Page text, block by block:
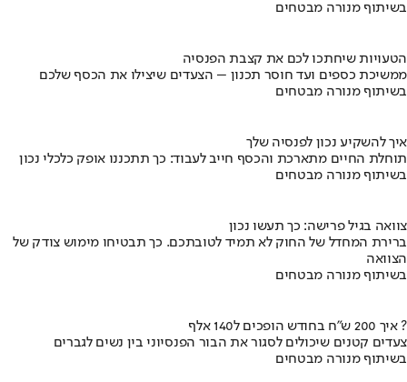
בשיתוף מנורה מבטחים
הטעויות שיחתכו לכם את קצבת הפנסיה
ממשיכת כספים ועד חוסר תכנון – הצעדים שיצילו את הכסף שלכם
בשיתוף מנורה מבטחים
איך להשקיע נכון לפנסיה שלך
תוחלת החיים מתארכת והכסף חייב לעבוד: כך תתכננו אופק כלכלי נכון
בשיתוף מנורה מבטחים
צוואה בגיל פרישה: כך תעשו נכון
ברירת המחדל של החוק לא תמיד לטובתכם. כך תבטיחו מימוש צודק של
הצוואה
בשיתוף מנורה מבטחים
איך 200 ש"ח בחודש הופכים ל140 אלף ?
צעדים קטנים שיכולים לסגור את הבור הפנסיוני בין נשים לגברים
בשיתוף מנורה מבטחים